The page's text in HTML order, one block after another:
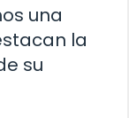
una
la
su